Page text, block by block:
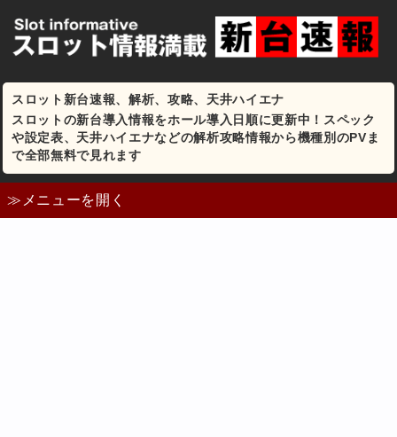
スロット新台速報、解析、攻略、天井ハイエナ
スロットの新台導入情報をホール導入日順に更新中！スペック
や設定表、天井ハイエナなどの解析攻略情報から機種別のPVま
で全部無料で見れます
≫メニューを開く